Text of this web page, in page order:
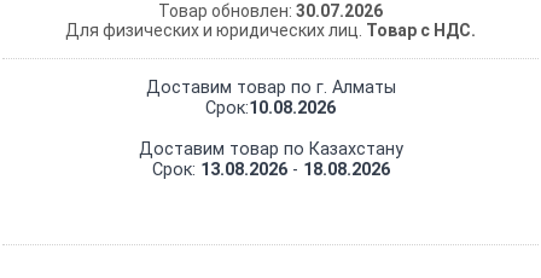
Товар обновлен: 30.07.2026
Для физических и юридических лиц. Товар с НДС.
Доставим товар по г. Алматы
Срок:10.08.2026
Доставим товар по Казахстану
Срок: 13.08.2026- 18.08.2026